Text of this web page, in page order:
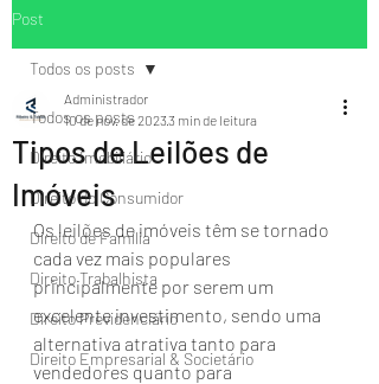
Post
Todos os posts
Direito Imobiliário
Direito do Consumidor
Direito de Família
Direito Trabalhista
Direito Previdenciário
Direito Empresarial & Societário
Todos os posts
Tipos de Leilões de
Imóveis
Administrador
10 de nov. de 20233 min de leitura
Os leilões de imóveis têm se tornado
cada vez mais populares
principalmente por serem um
excelente investimento, sendo uma
alternativa atrativa tanto para
vendedores quanto para